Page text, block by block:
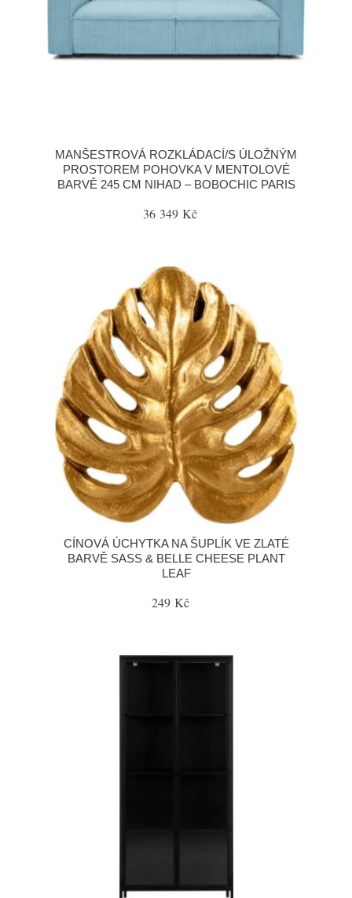
MANŠESTROVÁ ROZKLÁDACÍ/S ÚLOŽNÝM
PROSTOREM POHOVKA V MENTOLOVÉ
BARVĚ 245 CM NIHAD – BOBOCHIC PARIS
36 349 Kč
CÍNOVÁ ÚCHYTKA NA ŠUPLÍK VE ZLATÉ
BARVĚ SASS & BELLE CHEESE PLANT
LEAF
249 Kč